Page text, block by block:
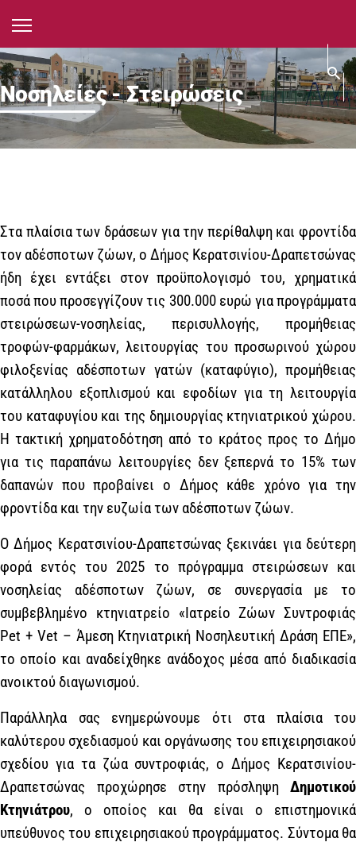
Νοσηλείες - Στειρώσεις
Στα πλαίσια των δράσεων για την περίθαλψη και φροντίδα
τον αδέσποτων ζώων, ο Δήμος Κερατσινίου-Δραπετσώνας
ήδη έχει εντάξει στον προϋπολογισμό του, χρηματικά
ποσά που προσεγγίζουν τις 300.000 ευρώ για προγράμματα
στειρώσεων-νοσηλείας, περισυλλογής, προμήθειας
τροφών-φαρμάκων, λειτουργίας του προσωρινού χώρου
φιλοξενίας αδέσποτων γατών (καταφύγιο), προμήθειας
κατάλληλου εξοπλισμού και εφοδίων για τη λειτουργία
του καταφυγίου και της δημιουργίας κτηνιατρικού χώρου.
Η τακτική χρηματοδότηση από το κράτος προς το Δήμο
για τις παραπάνω λειτουργίες δεν ξεπερνά το 15% των
δαπανών που προβαίνει ο Δήμος κάθε χρόνο για την
φροντίδα και την ευζωία των αδέσποτων ζώων.
Ο Δήμος Κερατσινίου-Δραπετσώνας ξεκινάει για δεύτερη
φορά εντός του 2025 το πρόγραμμα στειρώσεων και
νοσηλείας αδέσποτων ζώων, σε συνεργασία με το
συμβεβλημένο κτηνιατρείο «Ιατρείο Ζώων Συντροφιάς
Pet + Vet – Άμεση Κτηνιατρική Νοσηλευτική Δράση ΕΠΕ»,
το οποίο και αναδείχθηκε ανάδοχος μέσα από διαδικασία
ανοικτού διαγωνισμού.
Παράλληλα σας ενημερώνουμε ότι στα πλαίσια του
καλύτερου σχεδιασμού και οργάνωσης του επιχειρησιακού
σχεδίου για τα ζώα συντροφιάς, ο Δήμος Κερατσινίου-
Δραπετσώνας προχώρησε στην πρόσληψη Δημοτικού
Κτηνιάτρου, ο οποίος και θα είναι ο επιστημονικά
υπεύθυνος του επιχειρησιακού προγράμματος. Σύντομα θα